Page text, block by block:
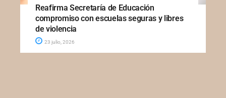
Reafirma Secretaría de Educación
compromiso con escuelas seguras y libres
de violencia
23 julio, 2026